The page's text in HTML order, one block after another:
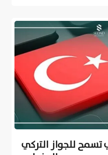
للجواز التركي